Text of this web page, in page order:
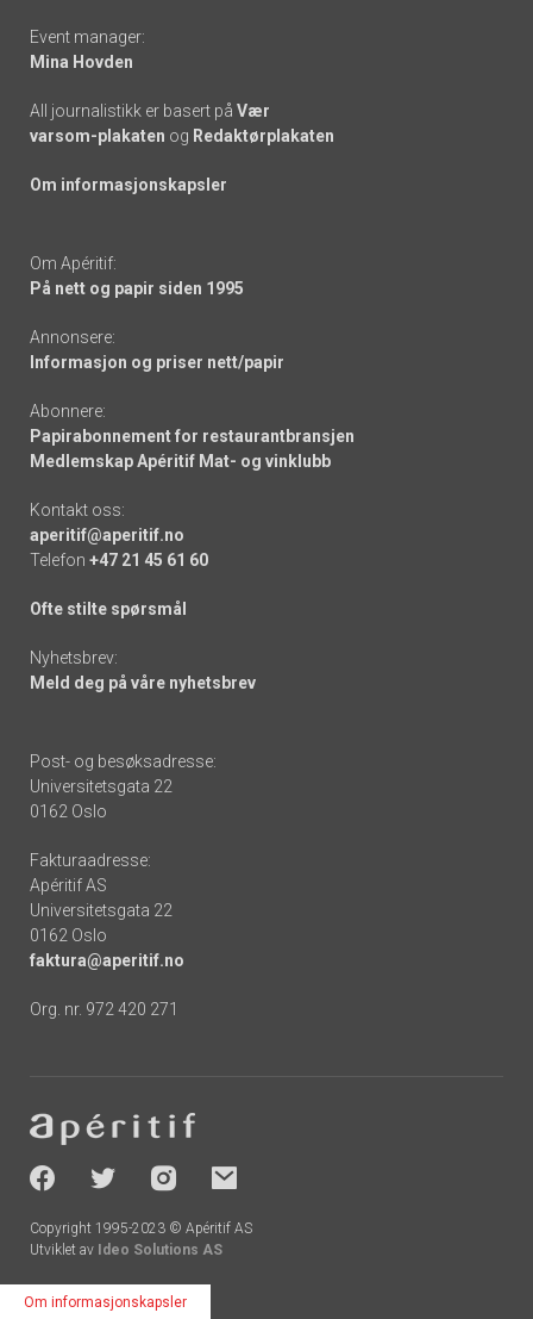
Event manager:
Mina Hovden
All journalistikk er basert på Vær
varsom-plakaten og Redaktørplakaten
Om informasjonskapsler
Om Apéritif:
På nett og papir siden 1995
Annonsere:
Informasjon og priser nett/papir
Abonnere:
Papirabonnement for restaurantbransjen
Medlemskap Apéritif Mat- og vinklubb
Kontakt oss:
aperitif@aperitif.no
Telefon +47 21 45 61 60
Ofte stilte spørsmål
Nyhetsbrev:
Meld deg på våre nyhetsbrev
Post- og besøksadresse:
Universitetsgata 22
0162 Oslo
Fakturaadresse:
Apéritif AS
Universitetsgata 22
0162 Oslo
faktura@aperitif.no
Org. nr. 972 420 271
-
socials
Copyright 1995-2023 © Apéritif AS
Utviklet av Ideo Solutions AS
Om informasjonskapsler